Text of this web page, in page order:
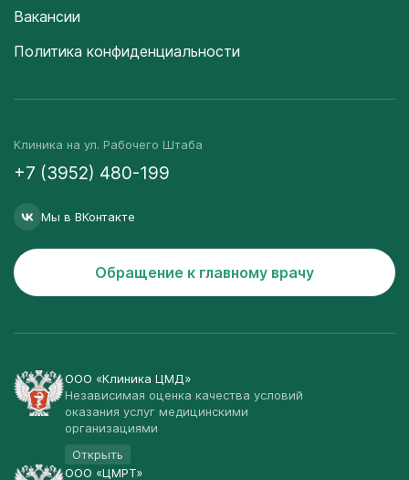
Вакансии
Политика конфиденциальности
Клиника на ул. Рабочего Штаба
+7 (3952) 480-199
Мы в ВКонтакте
Обращение к главному врачу
ООО «Клиника ЦМД»
Независимая оценка качества условий
оказания услуг медицинскими
организациями
Открыть
ООО «ЦМРТ»